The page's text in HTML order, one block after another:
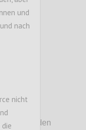
Bei den
und
nach
nicht